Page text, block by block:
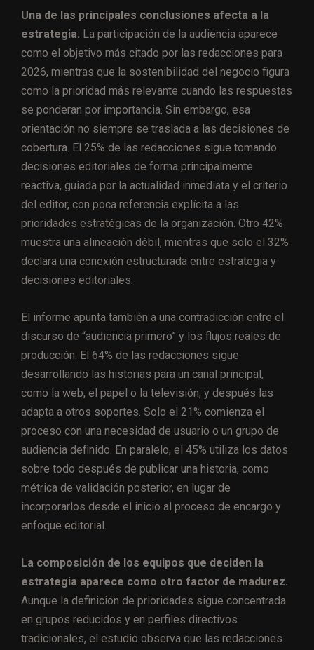
Una de las principales conclusiones afecta a la
estrategia. La participación de la audiencia aparece
como el objetivo más citado por las redacciones para
2026, mientras que la sostenibilidad del negocio figura
como la prioridad más relevante cuando las respuestas
se ponderan por importancia. Sin embargo, esa
orientación no siempre se traslada a las decisiones de
cobertura. El 25% de las redacciones sigue tomando
decisiones editoriales de forma principalmente
reactiva, guiada por la actualidad inmediata y el criterio
del editor, con poca referencia explícita a las
prioridades estratégicas de la organización. Otro 42%
muestra una alineación débil, mientras que solo el 32%
declara una conexión estructurada entre estrategia y
decisiones editoriales.
El informe apunta también a una contradicción entre el
discurso de “audiencia primero” y los flujos reales de
producción. El 64% de las redacciones sigue
desarrollando las historias para un canal principal,
como la web, el papel o la televisión, y después las
adapta a otros soportes. Solo el 21% comienza el
proceso con una necesidad de usuario o un grupo de
audiencia definido. En paralelo, el 45% utiliza los datos
sobre todo después de publicar una historia, como
métrica de validación posterior, en lugar de
incorporarlos desde el inicio al proceso de encargo y
enfoque editorial.
La composición de los equipos que deciden la
estrategia aparece como otro factor de madurez.
Aunque la definición de prioridades sigue concentrada
en grupos reducidos y en perfiles directivos
tradicionales, el estudio observa que las redacciones